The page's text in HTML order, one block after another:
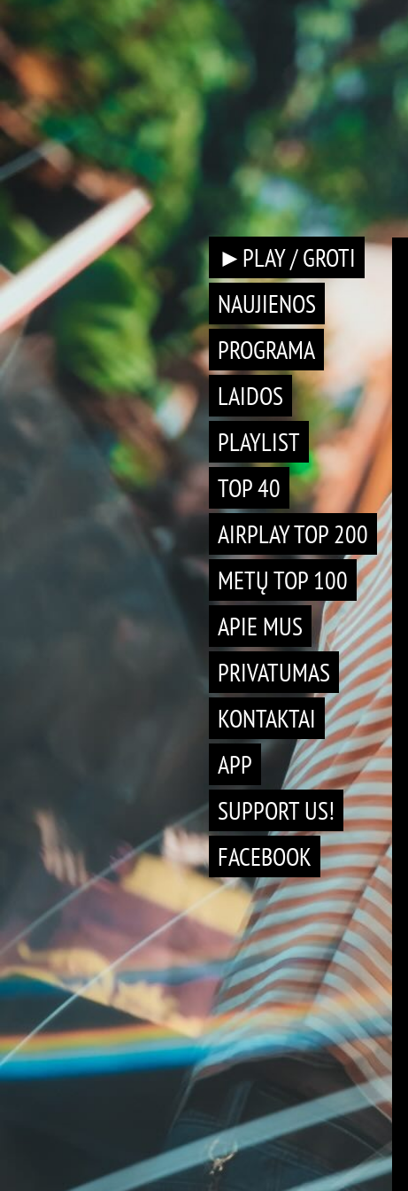
►PLAY / GROTI
NAUJIENOS
PROGRAMA
LAIDOS
PLAYLIST
TOP 40
AIRPLAY TOP 200
METŲ TOP 100
APIE MUS
PRIVATUMAS
KONTAKTAI
APP
SUPPORT US!
FACEBOOK